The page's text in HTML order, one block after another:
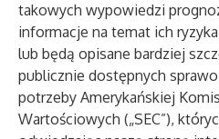
takowych wypowiedzi
informacje na temat ich
lub będą opisane bardziej
publicznie dostępnych
potrzeby Amerykańskiej
Wartościowych („SEC”),